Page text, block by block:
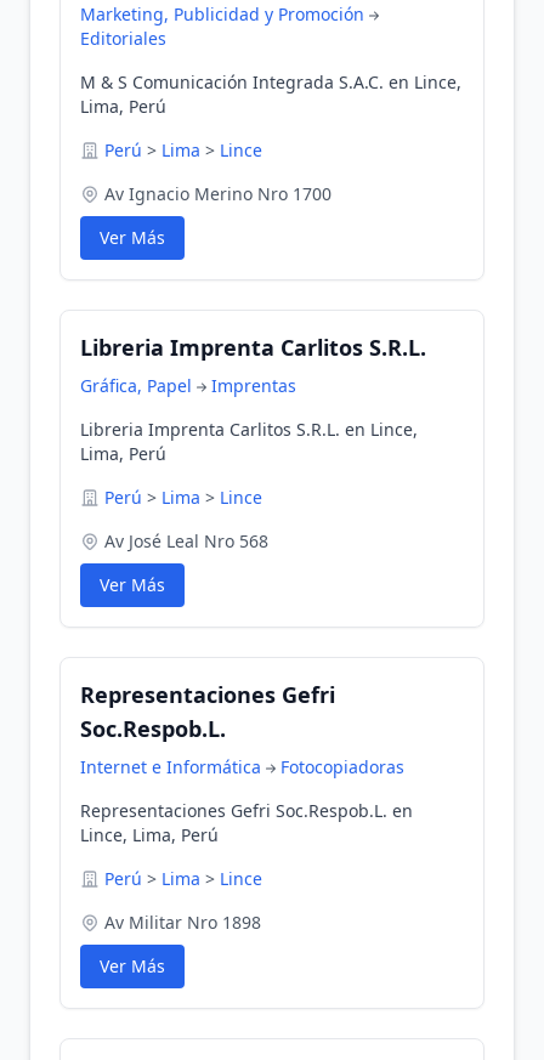
Marketing, Publicidad y Promoción
Editoriales
M & S Comunicación Integrada S.A.C. en Lince,
Lima, Perú
Perú > Lima > Lince
Av Ignacio Merino Nro 1700
Ver Más
Libreria Imprenta Carlitos S.R.L.
Gráfica, Papel
Imprentas
Libreria Imprenta Carlitos S.R.L. en Lince,
Lima, Perú
Perú > Lima > Lince
Av José Leal Nro 568
Ver Más
Representaciones Gefri
Soc.Respob.L.
Internet e Informática
Fotocopiadoras
Representaciones Gefri Soc.Respob.L. en
Lince, Lima, Perú
Perú > Lima > Lince
Av Militar Nro 1898
Ver Más